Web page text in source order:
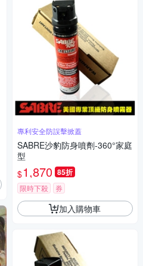
專利安全防誤擊掀蓋
SABRE沙豹防身噴劑-360°家庭
型
$1,870 85折
限時下殺 券
加入購物車